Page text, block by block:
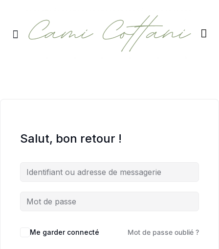
Salut, bon retour !
Me garder connecté Mot de passe oublié ?